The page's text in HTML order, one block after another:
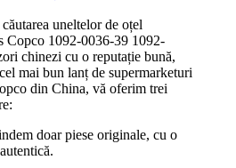
uneltelor de oțel
Copco 1092-0036-39 1092-
chinezi cu o reputație bună,
mai bun lanț de supermarketuri
din China, vă oferim trei
doar piese originale, cu o